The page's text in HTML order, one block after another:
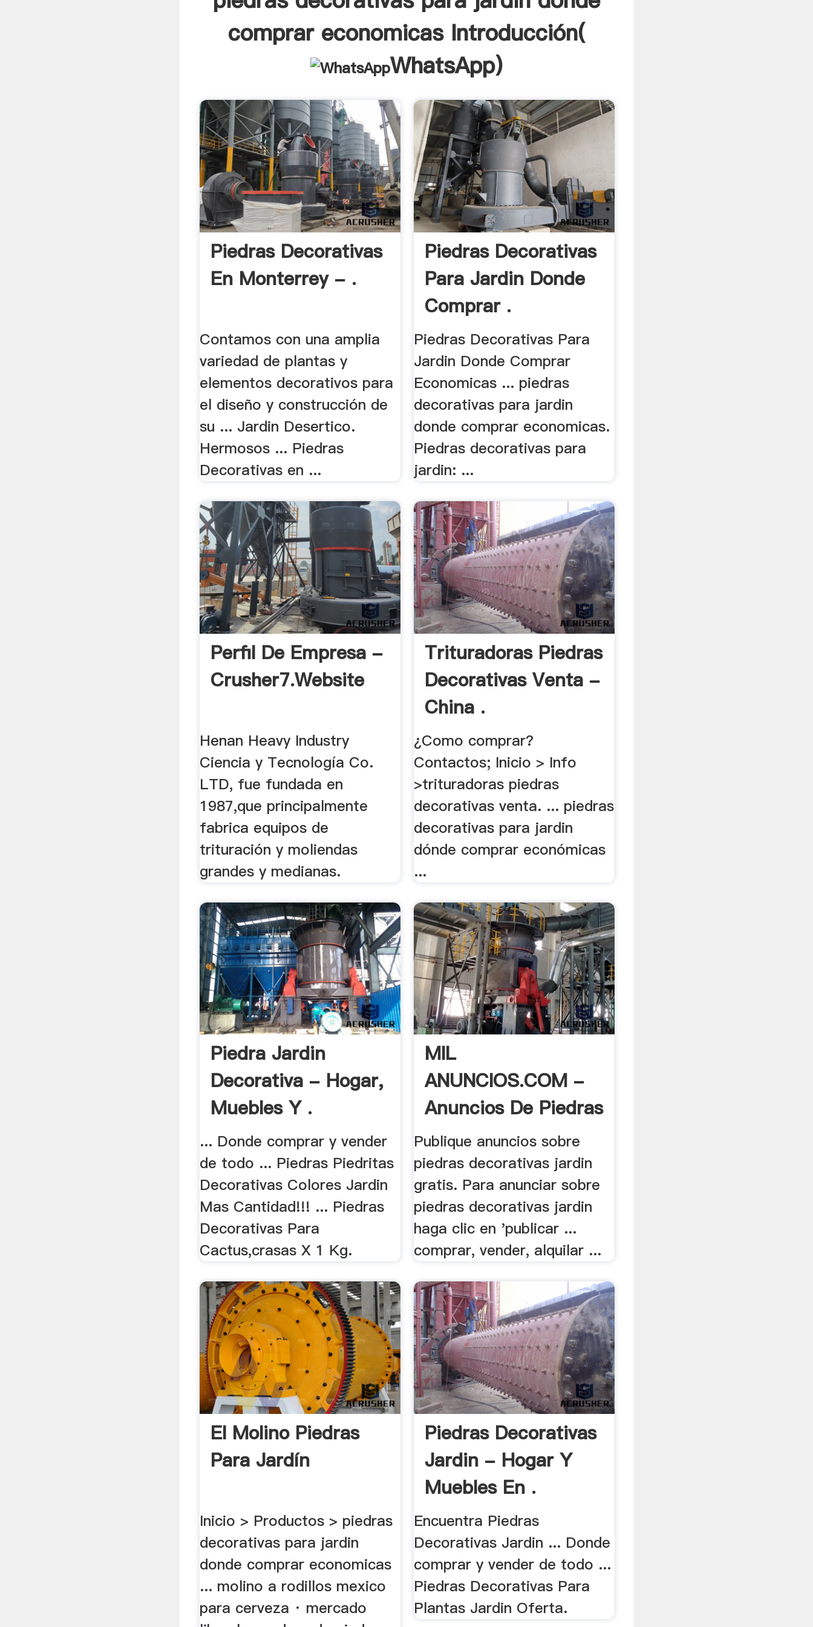
comprar economicas Introducción(
WhatsApp)
Piedras Decorativas
En Monterrey - .
Contamos con una amplia
variedad de plantas y
elementos decorativos para
el diseño y construcción de
su ... Jardin Desertico.
Hermosos ... Piedras
Decorativas en ...
Piedras Decorativas
Para Jardin Donde
Comprar .
Piedras Decorativas Para
Jardin Donde Comprar
Economicas ... piedras
decorativas para jardin
donde comprar economicas.
Piedras decorativas para
jardin: ...
Perfil De Empresa -
Crusher7.website
Henan Heavy Industry
Ciencia y Tecnología Co.
LTD, fue fundada en
1987,que principalmente
fabrica equipos de
trituración y moliendas
grandes y medianas.
Trituradoras Piedras
Decorativas Venta -
China .
¿Como comprar?
Contactos; Inicio > Info
>trituradoras piedras
decorativas venta. ... piedras
decorativas para jardin
dónde comprar económicas
...
Piedra Jardin
Decorativa - Hogar,
Muebles Y .
... Donde comprar y vender
de todo ... Piedras Piedritas
Decorativas Colores Jardin
Mas Cantidad!!! ... Piedras
Decorativas Para
Cactus,crasas X 1 Kg.
MIL
ANUNCIOS.COM -
Anuncios De Piedras
.
Publique anuncios sobre
piedras decorativas jardin
gratis. Para anunciar sobre
piedras decorativas jardin
haga clic en 'publicar ...
comprar, vender, alquilar ...
El Molino Piedras
Para Jardín
Inicio > Productos > piedras
decorativas para jardin
donde comprar economicas
... molino a rodillos mexico
para cerveza · mercado
Piedras Decorativas
Jardin - Hogar Y
Muebles En .
Encuentra Piedras
Decorativas Jardin ... Donde
comprar y vender de todo ...
Piedras Decorativas Para
Plantas Jardin Oferta.